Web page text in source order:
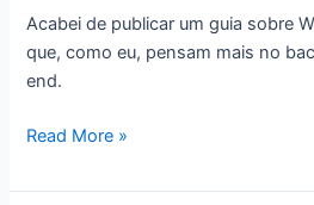
Acabei de publicar um guia sobre
que, como eu, pensam mais no
end.
Acabo
publicar
Read More »